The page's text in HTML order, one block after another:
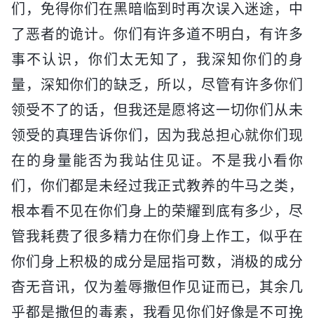
们，免得你们在黑暗临到时再次误入迷途，中
了恶者的诡计。你们有许多道不明白，有许多
事不认识，你们太无知了，我深知你们的身
量，深知你们的缺乏，所以，尽管有许多你们
领受不了的话，但我还是愿将这一切你们从未
领受的真理告诉你们，因为我总担心就你们现
在的身量能否为我站住见证。不是我小看你
们，你们都是未经过我正式教养的牛马之类，
根本看不见在你们身上的荣耀到底有多少，尽
管我耗费了很多精力在你们身上作工，似乎在
你们身上积极的成分是屈指可数，消极的成分
杳无音讯，仅为羞辱撒但作见证而已，其余几
乎都是撒但的毒素，我看见你们好像是不可挽